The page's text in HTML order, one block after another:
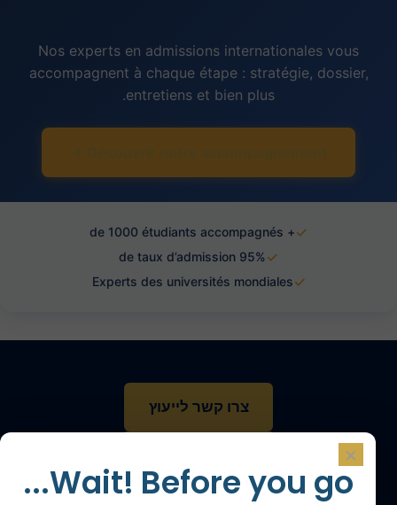
Nos experts en admissions internationales vous
accompagnent à chaque étape : stratégie, dossier,
entretiens et bien plus.
+ de 1000 étudiants accompagnés
95% de taux d’admission
Experts des universités mondiales
צרו קשר לייעוץ
Wait! Before you go...